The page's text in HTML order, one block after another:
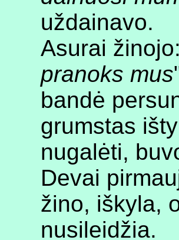
uždainavo.
Asurai
pranoks mus
bandė
grumstas
nugalėti,
Devai
žino, iškyla,
nusileidžia.